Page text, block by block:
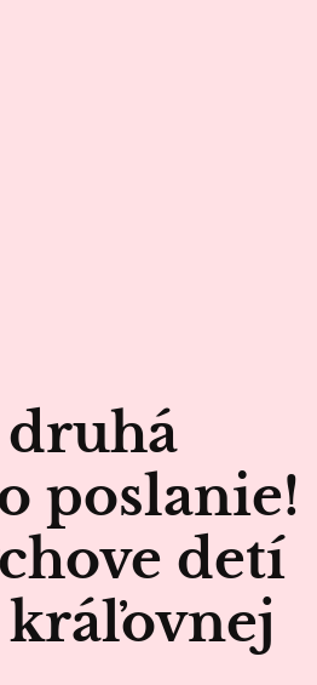
druhá
poslanie!
detí
kráľovnej